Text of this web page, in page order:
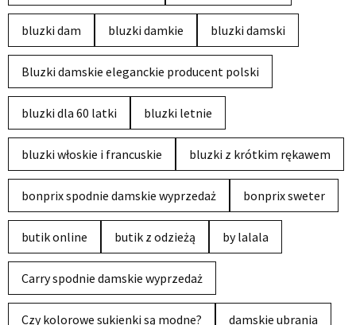
bluzki dam bluzki damkie bluzki damski
Bluzki damskie eleganckie producent polski
bluzki dla 60 latki bluzki letnie
bluzki włoskie i francuskie bluzki z krótkim rękawem
bonprix spodnie damskie wyprzedaż bonprix sweter
butik online butik z odzieżą by lalala
Carry spodnie damskie wyprzedaż
Czy kolorowe sukienki są modne? damskie ubrania